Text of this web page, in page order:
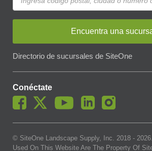
Encuentra una
Directorio de sucursales de SiteOne
Conéctate
© SiteOne Landscape Supply, Inc. 2018 - 2026
Used On This Website Are The Property Of